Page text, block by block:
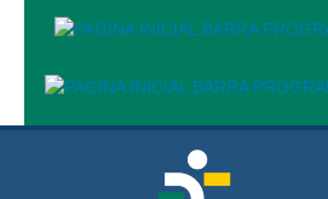
Centro de Memória